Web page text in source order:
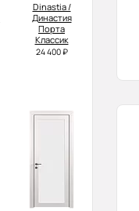
Dinastia /
Династия
Порта
Классик
24 400 ₽